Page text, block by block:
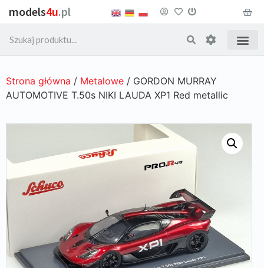
models4u.pl
Strona główna / Metalowe / GORDON MURRAY
AUTOMOTIVE T.50s NIKI LAUDA XP1 Red metallic